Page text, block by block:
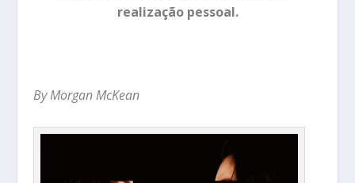
realização pessoal.
By Morgan McKean